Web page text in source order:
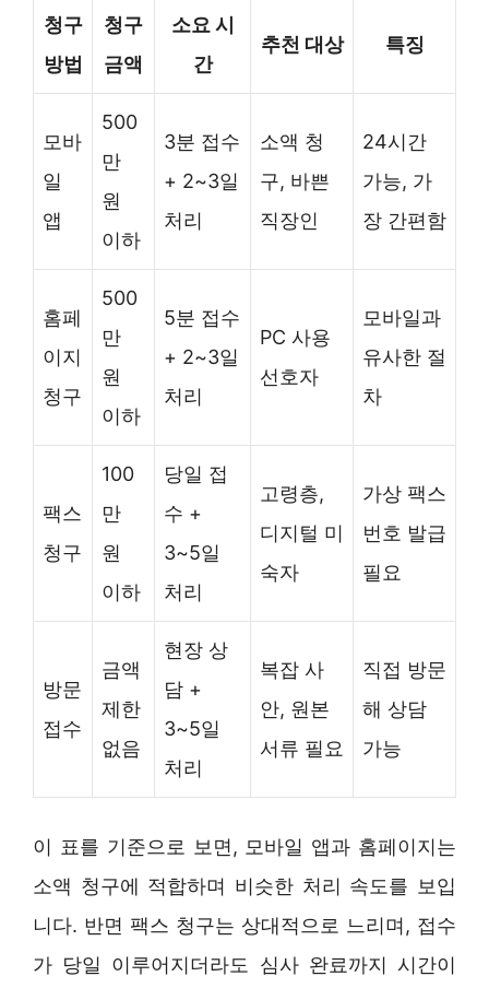
청구
방법
청구
금액
소요 시
간
추천 대상 특징
모바
일
앱
500
만
원
이하
3분 접수
+ 2~3일
처리
소액 청
구, 바쁜
직장인
24시간
가능, 가
장 간편함
홈페
이지
청구
500
만
원
이하
5분 접수
+ 2~3일
처리
PC 사용
선호자
모바일과
유사한 절
차
팩스
청구
100
만
원
이하
당일 접
수 +
3~5일
처리
고령층,
디지털 미
숙자
가상 팩스
번호 발급
필요
방문
접수
금액
제한
없음
현장 상
담 +
3~5일
처리
복잡 사
안, 원본
서류 필요
직접 방문
해 상담
가능
이 표를 기준으로 보면, 모바일 앱과 홈페이지는
소액 청구에 적합하며 비슷한 처리 속도를 보입
니다. 반면 팩스 청구는 상대적으로 느리며, 접수
가 당일 이루어지더라도 심사 완료까지 시간이